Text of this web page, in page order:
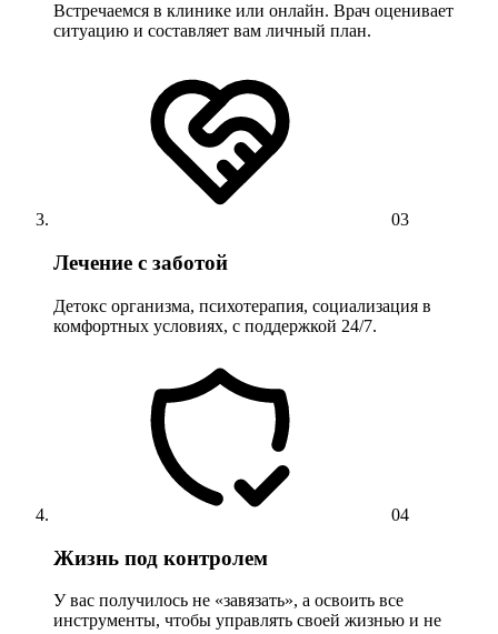
Встречаемся в клинике или онлайн. Врач оценивает
ситуацию и составляет вам личный план.
03
Лечение с заботой
Детокс организма, психотерапия, социализация в
комфортных условиях, с поддержкой 24/7.
04
Жизнь под контролем
У вас получилось не «завязать», а освоить все
инструменты, чтобы управлять своей жизнью и не